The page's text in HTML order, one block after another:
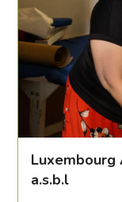
Luxembourg
a.s.b.l